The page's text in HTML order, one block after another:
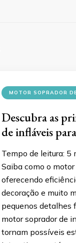
MOTOR SOPRADOR
Descubra as
de infláveis
Tempo de leitura: 5
Saiba como o
oferecendo
decoração e muito
pequenos detalhes
motor soprador de
tornam possíveis